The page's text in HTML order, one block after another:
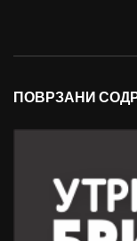
ПОВРЗАНИ